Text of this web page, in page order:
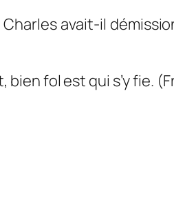
avait-il
bien fol est qui s’y fie.